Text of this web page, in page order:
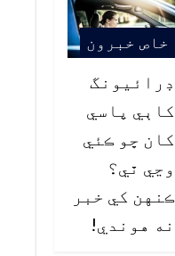
خاص خبرون
ڊرائيونگ
کاٻي پاسي
کان ڇو ڪئي
وڃي ٿي؟
ڪنهن کي خبر
نه هوندي!